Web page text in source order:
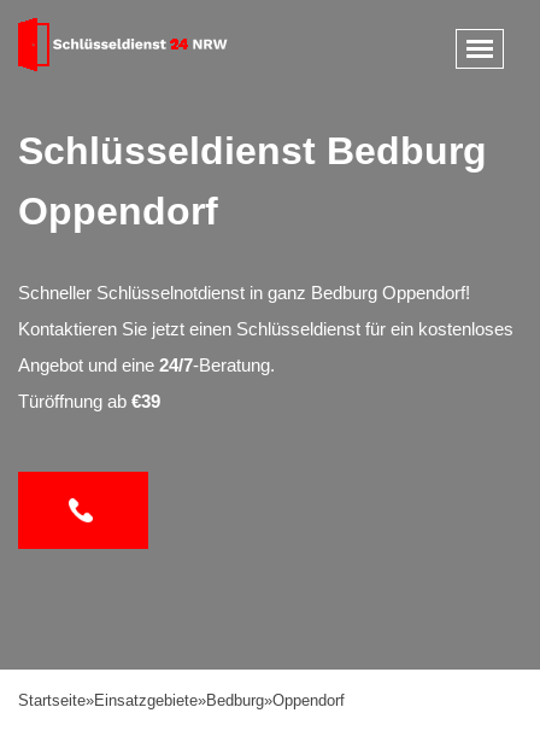
Schlüsseldienst Bedburg
Oppendorf
Schneller Schlüsselnotdienst in ganz Bedburg Oppendorf!
Kontaktieren Sie jetzt einen Schlüsseldienst für ein kostenloses
Angebot und eine 24/7-Beratung.
Türöffnung ab €39
Startseite»Einsatzgebiete»Bedburg»Oppendorf